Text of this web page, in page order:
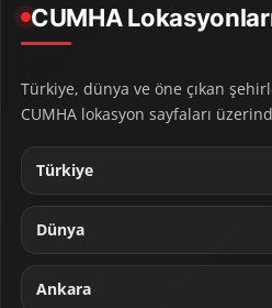
CUMHA
Türkiye, dünya ve öne çıkan
CUMHA lokasyon sayfaları
Türkiye
Dünya
Ankara